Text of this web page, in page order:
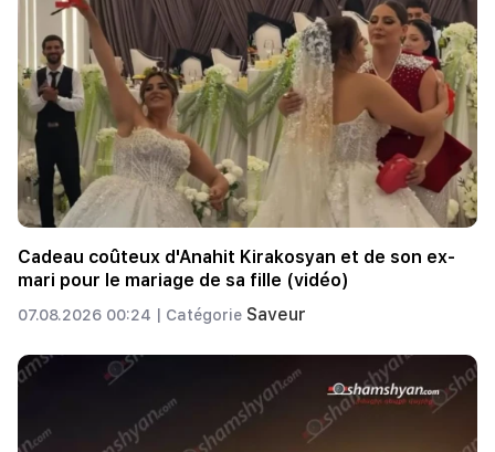
Cadeau coûteux d'Anahit Kirakosyan et de son ex-
mari pour le mariage de sa fille (vidéo)
07.08.2026 00:24 | Catégorie Saveur